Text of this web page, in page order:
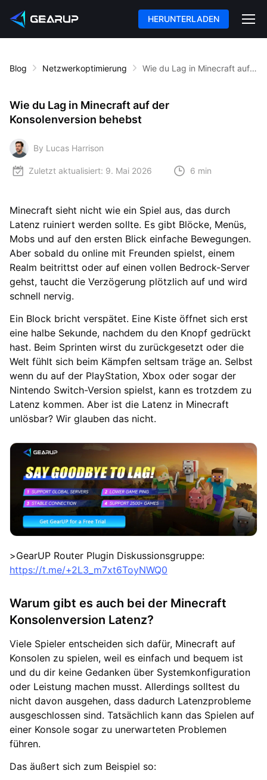
HERUNTERLADEN
Blog Netzwerkoptimierung Wie du Lag in Minecraft auf der Konsolenversion behebst
Wie du Lag in Minecraft auf der
Konsolenversion behebst
By Lucas Harrison
Zuletzt aktualisiert: 9. Mai 2026 6 min
Minecraft sieht nicht wie ein Spiel aus, das durch
Latenz ruiniert werden sollte. Es gibt Blöcke, Menüs,
Mobs und auf den ersten Blick einfache Bewegungen.
Aber sobald du online mit Freunden spielst, einem
Realm beitrittst oder auf einen vollen Bedrock-Server
gehst, taucht die Verzögerung plötzlich auf und wird
schnell nervig.
Ein Block bricht verspätet. Eine Kiste öffnet sich erst
eine halbe Sekunde, nachdem du den Knopf gedrückt
hast. Beim Sprinten wirst du zurückgesetzt oder die
Welt fühlt sich beim Kämpfen seltsam träge an. Selbst
wenn du auf der PlayStation, Xbox oder sogar der
Nintendo Switch-Version spielst, kann es trotzdem zu
Latenz kommen. Aber ist die Latenz in Minecraft
unlösbar? Wir glauben das nicht.
>GearUP Router Plugin Diskussionsgruppe:
https://t.me/+2L3_m7xt6ToyNWQ0
Warum gibt es auch bei der Minecraft
Konsolenversion Latenz?
Viele Spieler entscheiden sich dafür, Minecraft auf
Konsolen zu spielen, weil es einfach und bequem ist
und du dir keine Gedanken über Systemkonfiguration
oder Leistung machen musst. Allerdings solltest du
nicht davon ausgehen, dass dadurch Latenzprobleme
ausgeschlossen sind. Tatsächlich kann das Spielen auf
einer Konsole sogar zu unerwarteten Problemen
führen.
Das äußert sich zum Beispiel so: